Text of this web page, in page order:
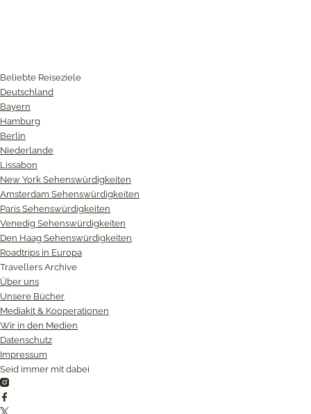
Beliebte Reiseziele
Deutschland
Bayern
Hamburg
Berlin
Niederlande
Lissabon
New York Sehenswürdigkeiten
Amsterdam Sehenswürdigkeiten
Paris Sehenswürdigkeiten
Venedig Sehenswürdigkeiten
Den Haag Sehenswürdigkeiten
Roadtrips in Europa
Travellers Archive
Über uns
Unsere Bücher
Mediakit & Kooperationen
Wir in den Medien
Datenschutz
Impressum
Seid immer mit dabei
Instagram